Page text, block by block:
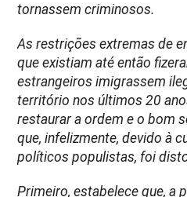
tornassem criminosos.
As restrições extremas de
que existiam até então
estrangeiros imigrassem
território nos últimos 20
restaurar a ordem e o bom
que, infelizmente, devido à
políticos populistas, foi
Primeiro, estabelece que, a